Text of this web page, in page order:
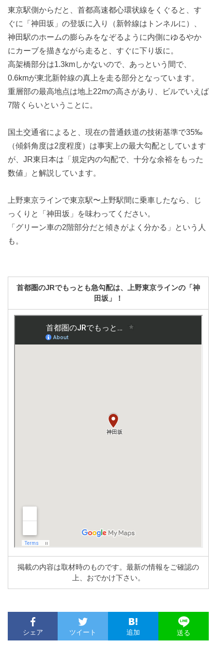
東京駅側からだと、首都高速都心環状線をくぐると、す
ぐに「神田坂」の登坂に入り（新幹線はトンネルに）、
神田駅のホームの膨らみをなぞるように内側にゆるやか
にカーブを描きながら走ると、すぐに下り坂に。
高架橋部分は1.3kmしかないので、あっという間で、
0.6kmが東北新幹線の真上を走る部分となっています。
重層部の最高地点は地上22mの高さがあり、ビルでいえば
7階くらいということに。
国土交通省によると、現在の普通鉄道の技術基準で35‰
（傾斜角度は2度程度）は事実上の最大勾配としています
が、JR東日本は「規定内の勾配で、十分な余裕をもった
数値」と解説しています。
上野東京ラインで東京駅〜上野駅間に乗車したなら、じ
っくりと「神田坂」を味わってください。
「グリーン車の2階部分だと傾きがよく分かる」という人
も。
首都圏のJRでもっとも急勾配は、上野東京ラインの「神
田坂」！
掲載の内容は取材時のものです。最新の情報をご確認の
上、おでかけ下さい。
シェア ツイート 追加 送る